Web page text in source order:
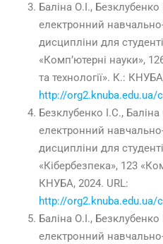
Баліна О.І.,
електронний
дисципліни для
«Комп’ютерні науки»,
та технології». К.:
http://org2.knuba.edu.ua/
Безклубенко І.С.,
електронний
дисципліни для
«Кібербезпека», 123
КНУБА, 2024. URL:
http://org2.knuba.edu.ua/
Баліна О.І.,
електронний